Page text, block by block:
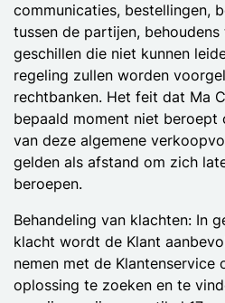
communicaties, bestellingen,
tussen de partijen,
geschillen die niet kunnen
regeling zullen worden
rechtbanken. Het feit dat Ma
bepaald moment niet beroept
van deze algemene
gelden als afstand om zich
beroepen.
Behandeling van klachten: In
klacht wordt de Klant
nemen met de Klantenservice
oplossing te zoeken en te